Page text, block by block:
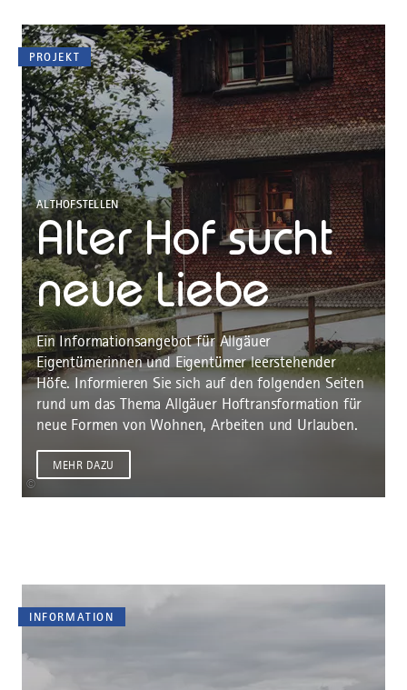
PROJEKT
©
ALTHOFSTELLEN
Alter Hof sucht
neue Liebe
Ein Informationsangebot für Allgäuer
Eigentümerinnen und Eigentümer leerstehender
Höfe. Informieren Sie sich auf den folgenden Seiten
rund um das Thema Allgäuer Hoftransformation für
neue Formen von Wohnen, Arbeiten und Urlauben.
MEHR DAZU
INFORMATION